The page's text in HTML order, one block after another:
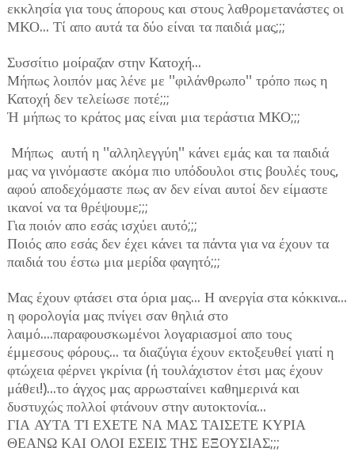
εκκλησία για τους άπορους και στους λαθρομετανάστες οι
ΜΚΟ... Τί απο αυτά τα δύο είναι τα παιδιά μας;;;
Συσσίτιο μοίραζαν στην Κατοχή...
Μήπως λοιπόν μας λένε με ''φιλάνθρωπο'' τρόπο πως η
Κατοχή δεν τελείωσε ποτέ;;;
Ή μήπως το κράτος μας είναι μια τεράστια ΜΚΟ;;;
Μήπως αυτή η ''αλληλεγγύη'' κάνει εμάς και τα παιδιά
μας να γινόμαστε ακόμα πιο υπόδουλοι στις βουλές τους,
αφού αποδεχόμαστε πως αν δεν είναι αυτοί δεν είμαστε
ικανοί να τα θρέψουμε;;;
Για ποιόν απο εσάς ισχύει αυτό;;;
Ποιός απο εσάς δεν έχει κάνει τα πάντα για να έχουν τα
παιδιά του έστω μια μερίδα φαγητό;;;
Μας έχουν φτάσει στα όρια μας... Η ανεργία στα κόκκινα...
η φορολογία μας πνίγει σαν θηλιά στο
λαιμό....παραφουσκωμένοι λογαριασμοί απο τους
έμμεσους φόρους... τα διαζύγια έχουν εκτοξευθεί γιατί η
φτώχεια φέρνει γκρίνια (ή τουλάχιστον έτσι μας έχουν
μάθει!)...το άγχος μας αρρωσταίνει καθημερινά και
δυστυχώς πολλοί φτάνουν στην αυτοκτονία...
ΓΙΑ ΑΥΤΑ ΤΊ ΕΧΕΤΕ ΝΑ ΜΑΣ ΤΑΙΣΕΤΕ ΚΥΡΙΑ
ΘΕΑΝΩ ΚΑΙ ΟΛΟΙ ΕΣΕΙΣ ΤΗΣ ΕΞΟΥΣΙΑΣ;;;